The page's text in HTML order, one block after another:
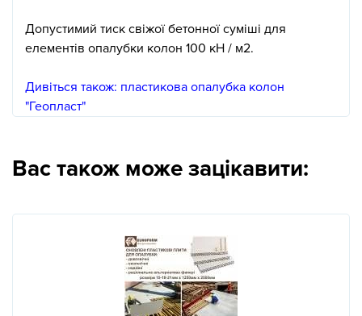
Вас також може зацікавити:
Допустимий тиск свіжої бетонної суміші для
елементів опалубки колон 100 кН / м2.
Дивіться також: пластикова опалубка колон
"Геопласт"